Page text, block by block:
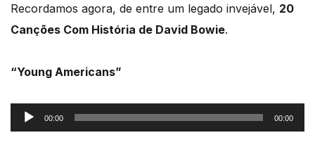
Recordamos agora, de entre um legado invejável, 20
Canções Com História de David Bowie.
“Young Americans”
Reprodutor
de
00:00 00:00